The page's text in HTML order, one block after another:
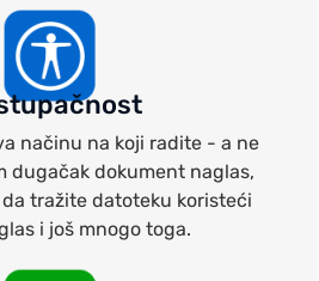
načinu na koji radite - a ne
dugačak dokument naglas,
tražite datoteku koristeći
i još mnogo toga.